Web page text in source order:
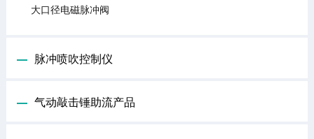
大口径电磁脉冲阀
脉冲喷吹控制仪
气动敲击锤助流产品